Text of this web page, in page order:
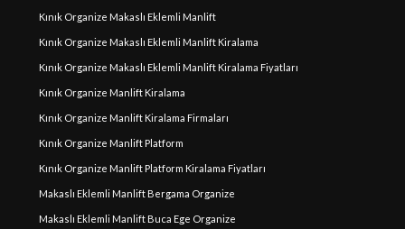
Kınık Organize Makaslı Eklemli Manlift
Kınık Organize Makaslı Eklemli Manlift Kiralama
Kınık Organize Makaslı Eklemli Manlift Kiralama Fiyatları
Kınık Organize Manlift Kiralama
Kınık Organize Manlift Kiralama Firmaları
Kınık Organize Manlift Platform
Kınık Organize Manlift Platform Kiralama Fiyatları
Makaslı Eklemli Manlift Bergama Organize
Makaslı Eklemli Manlift Buca Ege Organize